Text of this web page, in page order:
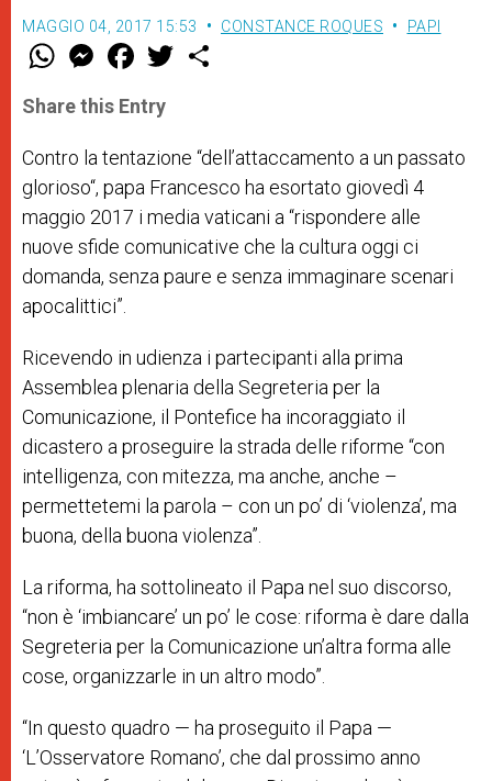
MAGGIO 04, 2017 15:53 CONSTANCE ROQUES PAPI
W
t
s
p
p
M
e
s
e
g
e
r
F
a
e
b
o
k
w
r
Share this Entry
Contro la tentazione “dell’attaccamento a un passato
glorioso“, papa Francesco ha esortato giovedì 4
maggio 2017 i media vaticani a “rispondere alle
nuove sfide comunicative che la cultura oggi ci
domanda, senza paure e senza immaginare scenari
apocalittici”.
Ricevendo in udienza i partecipanti alla prima
Assemblea plenaria della Segreteria per la
Comunicazione, il Pontefice ha incoraggiato il
dicastero a proseguire la strada delle riforme “con
intelligenza, con mitezza, ma anche, anche –
permettetemi la parola – con un po’ di ‘violenza’, ma
buona, della buona violenza”.
La riforma, ha sottolineato il Papa nel suo discorso,
“non è ‘imbiancare’ un po’ le cose: riforma è dare dalla
Segreteria per la Comunicazione un’altra forma alle
cose, organizzarle in un altro modo”.
“In questo quadro — ha proseguito il Papa —
‘L’Osservatore Romano’, che dal prossimo anno